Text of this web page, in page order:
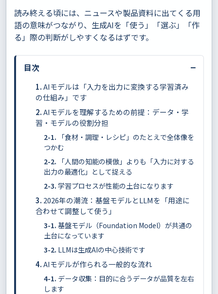
読み終える頃には、ニュースや製品資料に出てくる用
語の意味がつながり、生成AIを「使う」「選ぶ」「作
る」際の判断がしやすくなるはずです。
目次 −
AIモデルは「入力を出力に変換する学習済み
の仕組み」です
AIモデルを理解するための前提：データ・学
習・モデルの役割分担
「食材・調理・レシピ」のたとえで全体像を
つかむ
「人間の知能の模倣」よりも「入力に対する
出力の最適化」として捉える
学習プロセスが性能の土台になります
2026年の潮流：基盤モデルとLLMを「用途に
合わせて調整して使う」
基盤モデル（Foundation Model）が共通の
土台になっています
LLMは生成AIの中心技術です
AIモデルが作られる一般的な流れ
データ収集：目的に合うデータが品質を左右
します